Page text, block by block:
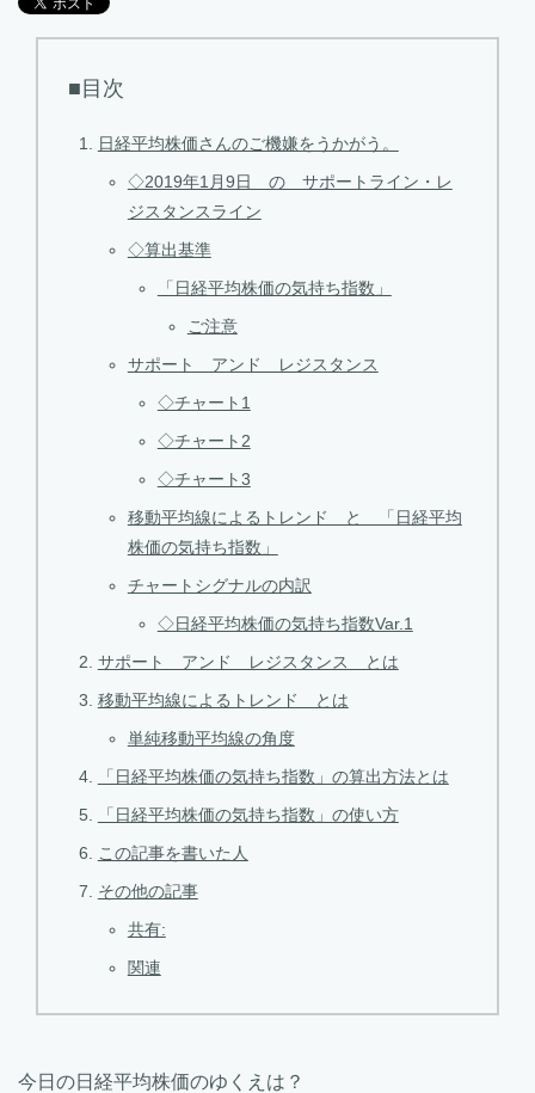
■目次
日経平均株価さんのご機嫌をうかがう。
◇2019年1月9日 の サポートライン・レ
ジスタンスライン
◇算出基準
「日経平均株価の気持ち指数」
ご注意
サポート アンド レジスタンス
◇チャート1
◇チャート2
◇チャート3
移動平均線によるトレンド と 「日経平均
株価の気持ち指数」
チャートシグナルの内訳
◇日経平均株価の気持ち指数Var.1
サポート アンド レジスタンス とは
移動平均線によるトレンド とは
単純移動平均線の角度
「日経平均株価の気持ち指数」の算出方法とは
「日経平均株価の気持ち指数」の使い方
この記事を書いた人
その他の記事
共有:
関連
今日の日経平均株価のゆくえは？